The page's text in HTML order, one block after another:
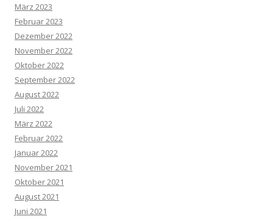
März 2023
Februar 2023
Dezember 2022
November 2022
Oktober 2022
September 2022
August 2022
Juli 2022
März 2022
Februar 2022
Januar 2022
November 2021
Oktober 2021
August 2021
Juni 2021